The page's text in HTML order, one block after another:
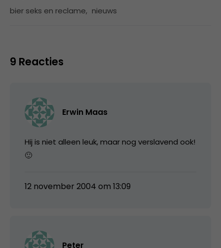
bier seks en reclame, nieuws
9 Reacties
Erwin Maas
Hij is niet alleen leuk, maar nog verslavend ook!
🙂
12 november 2004 om 13:09
Peter